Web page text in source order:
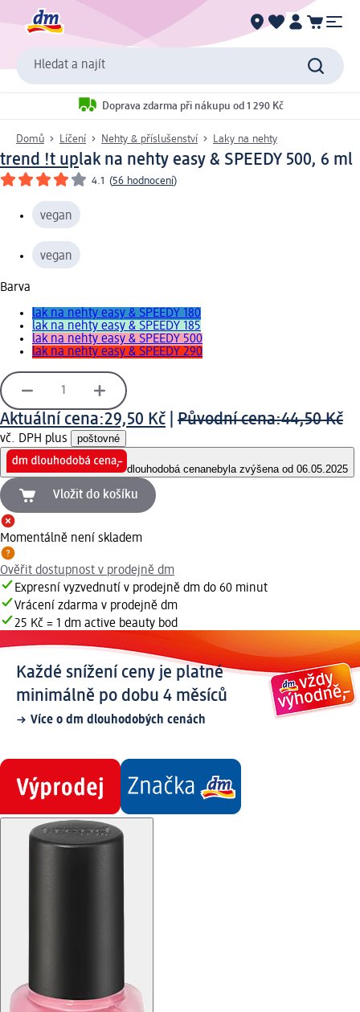
Hledat a najít
Doprava zdarma při nákupu od 1 290 Kč
Domů Líčení Nehty & příslušenství Laky na nehty
trend !t uplak na nehty easy & SPEEDY 500, 6 ml
4.1 (56 hodnocení)
vegan
vegan
Barva
lak na nehty easy & SPEEDY 180
lak na nehty easy & SPEEDY 185
lak na nehty easy & SPEEDY 500
lak na nehty easy & SPEEDY 290
Aktuální cena:29,50 Kč Původní cena:44,50 Kč
vč. DPH plus poštovné
dlouhodobá cenanebyla zvýšena od 06.05.2025
Vložit do košíku
Momentálně není skladem
Ověřit dostupnost v prodejně dm
Expresní vyzvednutí v prodejně dm do 60 minut
Vrácení zdarma v prodejně dm
25 Kč = 1 dm active beauty bod
Každé snížení ceny je platné
minimálně po dobu 4 měsíců
Více o dm dlouhodobých cenách